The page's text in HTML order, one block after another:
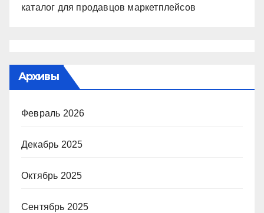
каталог для продавцов маркетплейсов
Архивы
Февраль 2026
Декабрь 2025
Октябрь 2025
Сентябрь 2025